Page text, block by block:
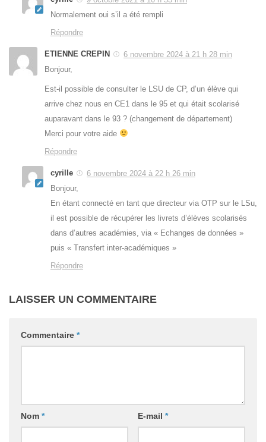
Normalement oui s’il a été rempli
Répondre
ETIENNE CREPIN
6 novembre 2024 à 21 h 28 min
Bonjour,
Est-il possible de consulter le LSU de CP, d’un élève qui
arrive chez nous en CE1 dans le 95 et qui était scolarisé
auparavant dans le 93 ? (changement de département)
Merci pour votre aide
Répondre
cyrille
6 novembre 2024 à 22 h 26 min
Bonjour,
En étant connecté en tant que directeur via OTP sur le LSu,
il est possible de récupérer les livrets d’élèves scolarisés
dans d’autres académies, via « Echanges de données »
puis « Transfert inter-académiques »
Répondre
LAISSER UN COMMENTAIRE
Commentaire *
Nom * E-mail *